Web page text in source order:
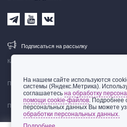
Карта сайта
Правовая информация
Политика обработки персональных данных
Подписаться на рассылку
© 2002-2026 ООО «Пепеляев Групп»
На нашем сайте используются
системы (Яндекс.Метрика).
соглашаетесьна обработку
помощи cookie-файлов. Подробнее
персональных данных Вы можете
обработки персональных данных.